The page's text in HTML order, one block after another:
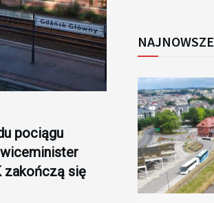
pociągu
zakończą się
NAJNOWSZE